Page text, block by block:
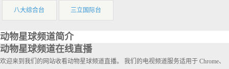
八大综合台 三立国际台
动物星球频道简介
动物星球频道在线直播
欢迎来到我们的网站收看动物星球频道直播。 我们的电视频道服务适用于 Chrome、